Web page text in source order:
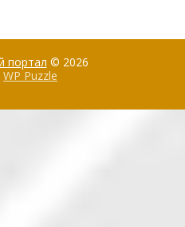
портал © 2026
WP Puzzle